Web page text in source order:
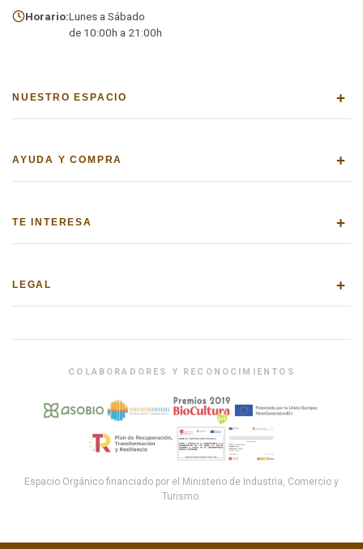
Horario:Lunes a Sábado
de 10:00h a 21:00h
NUESTRO ESPACIO +
AYUDA Y COMPRA +
TE INTERESA +
LEGAL +
COLABORADORES Y RECONOCIMIENTOS
Espacio Orgánico financiado por el Ministerio de Industria, Comercio y
Turismo.